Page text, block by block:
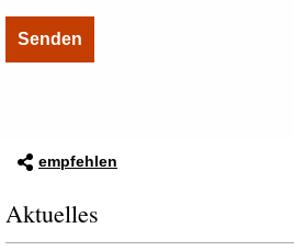
empfehlen
Aktuelles